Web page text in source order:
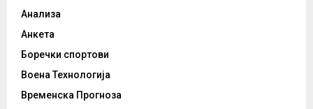
Анализа
Анкета
Боречки спортови
Воена Технологија
Временска Прогноза